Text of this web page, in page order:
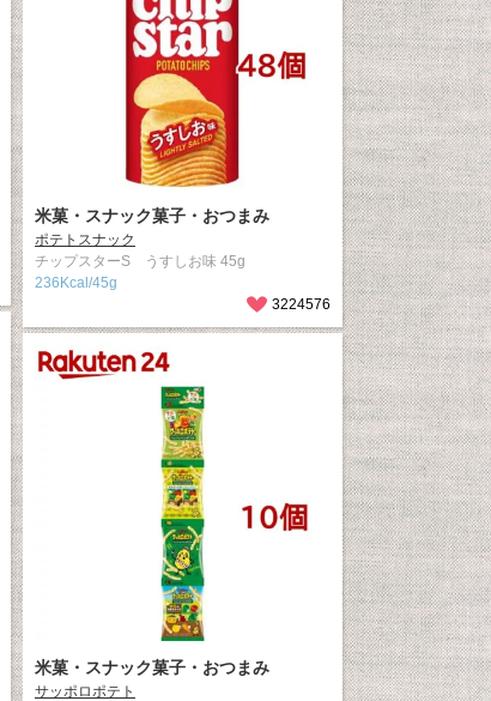
米菓・スナック菓子・おつまみ
ポテトスナック
チップスターS うすしお味 45g
236Kcal/45g
3224576
米菓・スナック菓子・おつまみ
サッポロポテト